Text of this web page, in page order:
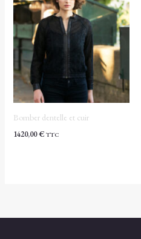
Bomber dentelle et cuir
1420,00€ TTC